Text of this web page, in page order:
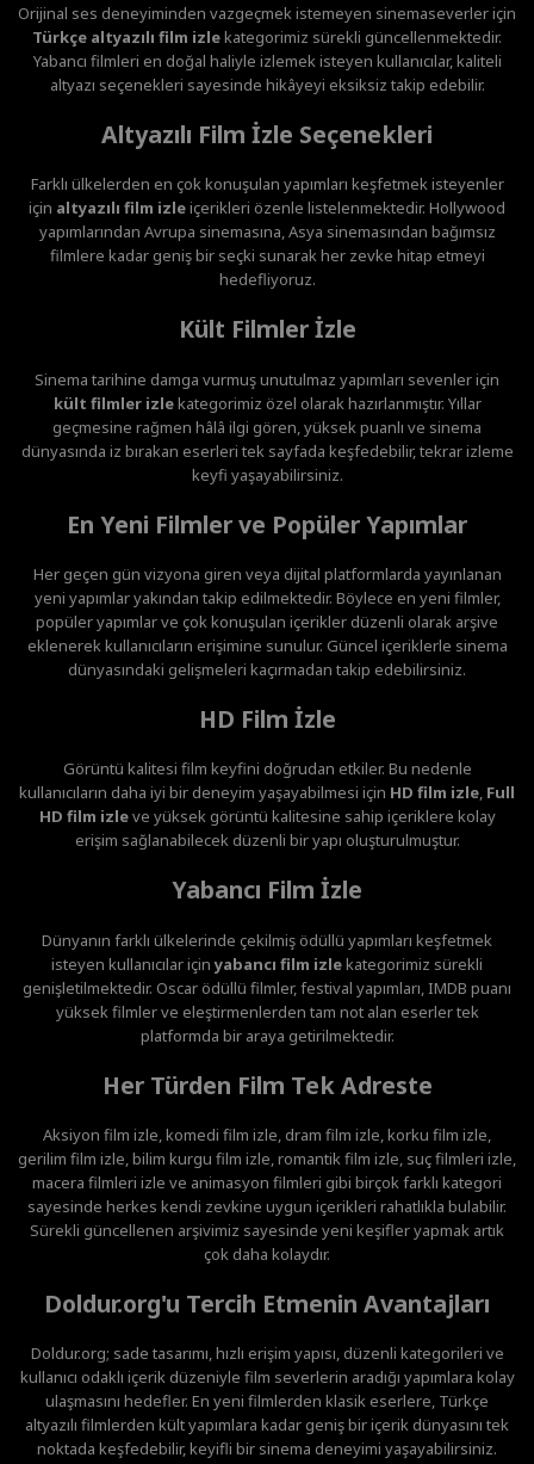
Orijinal ses deneyiminden vazgeçmek istemeyen sinemaseverler için
Türkçe altyazılı film izlekategorimiz sürekli güncellenmektedir.
Yabancı filmleri en doğal haliyle izlemek isteyen kullanıcılar, kaliteli
altyazı seçenekleri sayesinde hikâyeyi eksiksiz takip edebilir.
Altyazılı Film İzle Seçenekleri
Farklı ülkelerden en çok konuşulan yapımları keşfetmek isteyenler
için altyazılı film izleiçerikleri özenle listelenmektedir. Hollywood
yapımlarından Avrupa sinemasına, Asya sinemasından bağımsız
filmlere kadar geniş bir seçki sunarak her zevke hitap etmeyi
hedefliyoruz.
Kült Filmler İzle
Sinema tarihine damga vurmuş unutulmaz yapımları sevenler için
kült filmler izlekategorimiz özel olarak hazırlanmıştır. Yıllar
geçmesine rağmen hâlâ ilgi gören, yüksek puanlı ve sinema
dünyasında iz bırakan eserleri tek sayfada keşfedebilir, tekrar izleme
keyfi yaşayabilirsiniz.
En Yeni Filmler ve Popüler Yapımlar
Her geçen gün vizyona giren veya dijital platformlarda yayınlanan
yeni yapımlar yakından takip edilmektedir. Böylece en yeni filmler,
popüler yapımlar ve çok konuşulan içerikler düzenli olarak arşive
eklenerek kullanıcıların erişimine sunulur. Güncel içeriklerle sinema
dünyasındaki gelişmeleri kaçırmadan takip edebilirsiniz.
HD Film İzle
Görüntü kalitesi film keyfini doğrudan etkiler. Bu nedenle
kullanıcıların daha iyi bir deneyim yaşayabilmesi için HD film izle, Full
HD film izleve yüksek görüntü kalitesine sahip içeriklere kolay
erişim sağlanabilecek düzenli bir yapı oluşturulmuştur.
Yabancı Film İzle
Dünyanın farklı ülkelerinde çekilmiş ödüllü yapımları keşfetmek
isteyen kullanıcılar içinyabancı film izlekategorimiz sürekli
genişletilmektedir. Oscar ödüllü filmler, festival yapımları, IMDB puanı
yüksek filmler ve eleştirmenlerden tam not alan eserler tek
platformda bir araya getirilmektedir.
Her Türden Film Tek Adreste
Aksiyon film izle, komedi film izle, dram film izle, korku film izle,
gerilim film izle, bilim kurgu film izle, romantik film izle, suç filmleri izle,
macera filmleri izle ve animasyon filmleri gibi birçok farklı kategori
sayesinde herkes kendi zevkine uygun içerikleri rahatlıkla bulabilir.
Sürekli güncellenen arşivimiz sayesinde yeni keşifler yapmak artık
çok daha kolaydır.
Doldur.org'u Tercih Etmenin Avantajları
Doldur.org; sade tasarımı, hızlı erişim yapısı, düzenli kategorileri ve
kullanıcı odaklı içerik düzeniyle film severlerin aradığı yapımlara kolay
ulaşmasını hedefler. En yeni filmlerden klasik eserlere, Türkçe
altyazılı filmlerden kült yapımlara kadar geniş bir içerik dünyasını tek
noktada keşfedebilir, keyifli bir sinema deneyimi yaşayabilirsiniz.